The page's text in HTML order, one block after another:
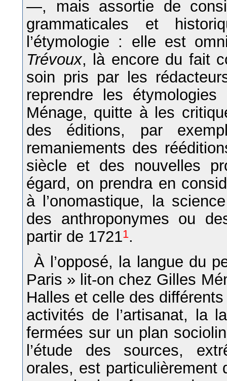
—, mais assortie de
grammaticales et
l’étymologie : elle est
Trévoux, là encore du fait
soin pris par les
reprendre les
Ménage, quitte à les
des éditions, par
remaniements des
siècle et des nouvelles
égard, on prendra en
à l’onomastique, la
des anthroponymes ou
partir de 17211.
À l’opposé, la langue du
Paris » lit-on chez Gilles
Halles et celle des
activités de l’artisanat, la
fermées sur un plan
l’étude des sources,
orales, est particulièrement